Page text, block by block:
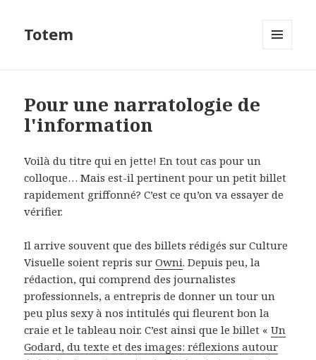
Totem
Pour une narratologie de
l'information
Voilà du titre qui en jette! En tout cas pour un
colloque… Mais est-il pertinent pour un petit billet
rapidement griffonné? C’est ce qu’on va essayer de
vérifier.
Il arrive souvent que des billets rédigés sur Culture
Visuelle soient repris surOwni. Depuis peu, la
rédaction, qui comprend des journalistes
professionnels, a entrepris de donner un tour un
peu plus sexy à nos intitulés qui fleurent bon la
craie et le tableau noir. C’est ainsi que le billet «Un
Godard, du texte et des images: réflexions autour